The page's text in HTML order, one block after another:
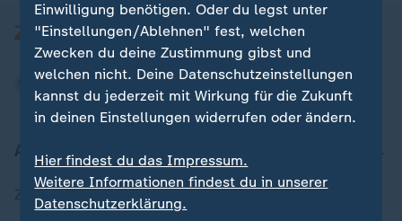
Aktuell bei ZDFheute
Zuletzt veröffentlicht
Einwilligung benötigen. Oder du legst unter
"Einstellungen/Ablehnen" fest, welchen
Zwecken du deine Zustimmung gibst und
welchen nicht. Deine Datenschutzeinstellungen
kannst du jederzeit mit Wirkung für die Zukunft
in deinen Einstellungen widerrufen oder ändern.
Hier findest du das Impressum.
Weitere Informationen findest du in unserer
Datenschutzerklärung.